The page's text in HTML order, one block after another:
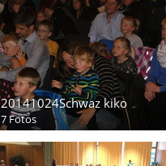
20141024Schwaz kiko
7 Fotos